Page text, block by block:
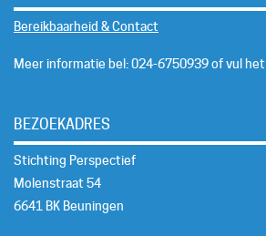
Bereikbaarheid & Contact
Meer informatie bel: 024-6750939 of vul het
BEZOEKADRES
Stichting Perspectief
Molenstraat 54
6641 BK Beuningen